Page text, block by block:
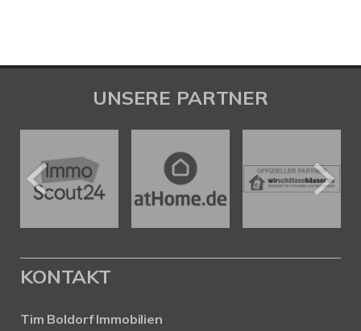
UNSERE PARTNER
KONTAKT
Tim Boldorf Immobilien